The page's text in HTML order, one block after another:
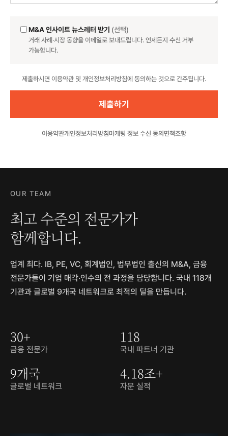
M&A 인사이트 뉴스레터 받기 (선택)
거래 사례·시장 동향을 이메일로 보내드립니다. 언제든지 수신 거부
가능합니다.
제출하시면 이용약관 및 개인정보처리방침에 동의하는 것으로 간주됩니다.
이용약관개인정보처리방침마케팅 정보 수신 동의 면책조항
OUR TEAM
최고 수준의 전문가가
함께합니다.
업계 최다. IB, PE, VC, 회계법인, 법무법인 출신의 M&A, 금융
전문가들이 기업 매각·인수의 전 과정을 담당합니다. 국내 118개
기관과 글로벌 9개국 네트워크로 최적의 딜을 만듭니다.
30+
금융 전문가
118
국내 파트너 기관
9개국
글로벌 네트워크
4.18조+
자문 실적